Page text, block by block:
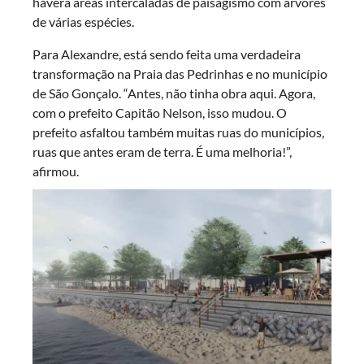
de várias espécies.
Para Alexandre, está sendo feita uma verdadeira
transformação na Praia das Pedrinhas e no município
de São Gonçalo. “Antes, não tinha obra aqui. Agora,
com o prefeito Capitão Nelson, isso mudou. O
prefeito asfaltou também muitas ruas do municípios,
ruas que antes eram de terra. É uma melhoria!”,
afirmou.